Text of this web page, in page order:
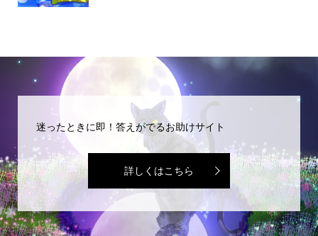
迷ったときに即！答えがでるお助けサイト
詳しくはこちら